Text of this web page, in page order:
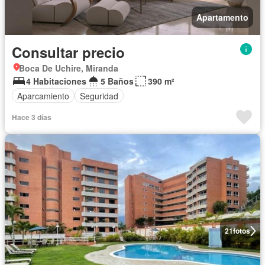
Apartamento
Consultar precio
Boca De Uchire, Miranda
4 Habitaciones
5 Baños
390 m²
Aparcamiento
Seguridad
Hace 3 días
21fotos